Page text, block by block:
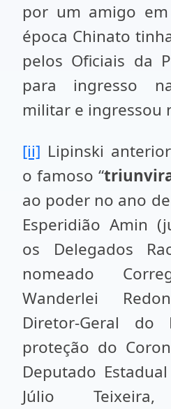
por um amigo em
época Chinato
pelos Oficiais da
para ingresso
militar e ingressou
[ii] Lipinski
o famoso “
ao poder no ano
Esperidião Amin
os Delegados
nomeado
Wanderlei
Diretor-Geral
proteção do
Deputado
Júlio Teixeira,